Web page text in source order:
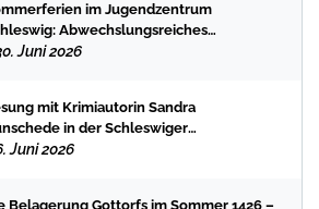
im Jugendzentrum
Abwechslungsreiches
für Kinder und Jugendliche
Juni 2026
mit Krimiautorin Sandra
in der Schleswiger
Juni 2026
Belagerung Gottorfs im Sommer 1426 –